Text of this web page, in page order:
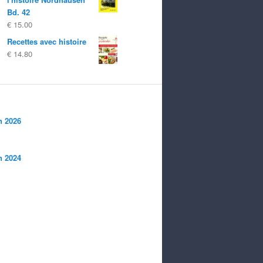
Bd. 42
€ 15.00
Recettes avec histoire
€ 14.80
2026
2024